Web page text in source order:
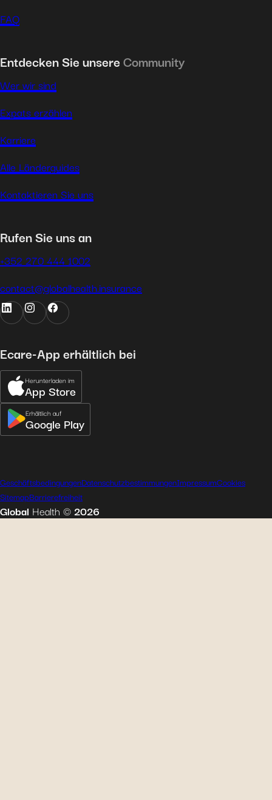
FAQ
Entdecken Sie unsereCommunity
Wer wir sind
Expats erzählen
Karriere
Alle Länderguides
Kontaktieren Sie uns
Rufen Sie uns an
+352 270 444 1002
contact@globalhealth.insurance
Ecare-App erhältlich bei
Herunterladen im
App Store
Erhältlich auf
Google Play
Global Health ©2026
GeschäftsbedingungenDatenschutzbestimmungenImpressumCookies
SitemapBarrierefreiheit